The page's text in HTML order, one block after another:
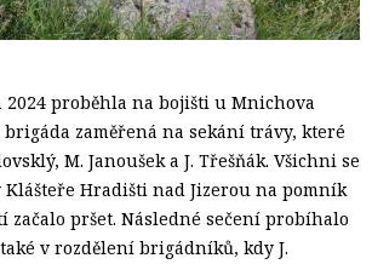
2024 proběhla na bojišti u Mnichova
zaměřená na sekání trávy, které
M. Janoušek a J. Třešňák. Všichni se
Hradišti nad Jizerou na pomník
začalo pršet. Následné sečení probíhalo
v rozdělení brigádníků, kdy J.